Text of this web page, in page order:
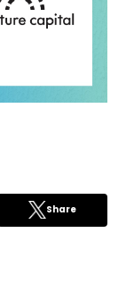
Share